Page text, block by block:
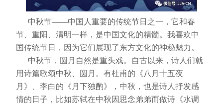
中秋节——中国人重要的传统节日之一，它和春
节、重阳、清明一样，是中国文化的精髓。我喜欢中
国传统节日，因为它们展现了东方文化的神秘魅力。
中秋节，圆月自然是重头戏。自古以来，诗人们就
用诗篇歌颂中秋、圆月。有杜甫的《八月十五夜
月》、李白的《月下独酌》，中秋，也是诗人抒发感
情的日子，比如苏轼在中秋因思念弟弟而做诗《水调